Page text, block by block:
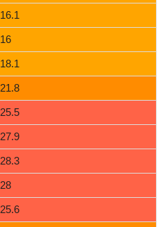
16.1
16
18.1
21.8
25.5
27.9
28.3
28
25.6